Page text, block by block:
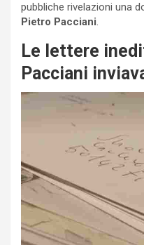
pubbliche rivelazioni una
Pietro Pacciani.
Le lettere
Pacciani